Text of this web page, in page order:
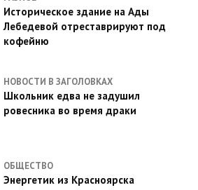
Историческое здание на Ады
Лебедевой отреставрируют под
кофейню
НОВОСТИ В ЗАГОЛОВКАХ
Школьник едва не задушил
ровесника во время драки
ОБЩЕСТВО
Энергетик из Красноярска